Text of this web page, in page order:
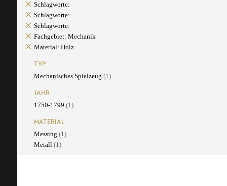
Schlagworte:
Schlagworte:
Schlagworte:
Fachgebiet: Mechanik
Material: Holz
TYP
Mechanisches Spielzeug (1)
JAHR
1750-1799 (1)
MATERIAL
Messing (1)
Metall (1)